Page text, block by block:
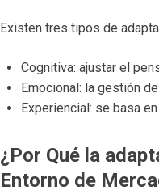
Existen tres tipos de
Cognitiva: ajustar el
Emocional: la gestión
Experiencial: se basa
¿Por Qué la
Entorno de